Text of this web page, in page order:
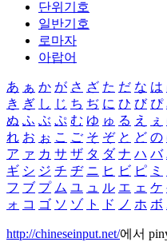
단위기호
일반기호
로마자
아랍어
あ ぁ か が さ ざ た だ な は
き ぎ し じ ち ぢ に ひ び ぴ
ぬ ふ ぶ ぷ む ゆ ゅ る え ぇ
れ お ぉ こ ご そ ぞ と ど の
ア ァ カ サ ザ タ ダ ナ ハ バ
ギ シ ジ チ ヂ ニ ヒ ビ ピ ミ
フ ブ プ ム ユ ュ ル エ ェ ケ
ォ コ ゴ ソ ゾ ト ド ノ ホ ボ
http://chineseinput.net/에서